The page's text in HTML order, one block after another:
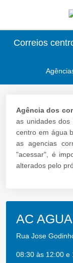
Correios
Agência dos
as unidades dos
centro em água
as agencias
"acessar", é
alterados pelo
AC
Rua Jose
08:30 às 12:00 e